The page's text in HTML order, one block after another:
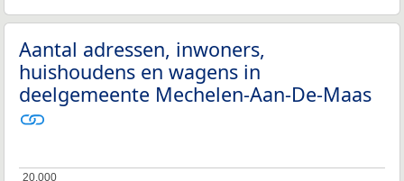
Aantal adressen, inwoners,
huishoudens en wagens in
deelgemeente Mechelen-Aan-De-Maas
20.000
20.000